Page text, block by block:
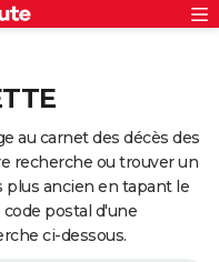
au carnet des décès des
recherche ou trouver un
plus ancien en tapant le
postal d'une
ci-dessous.